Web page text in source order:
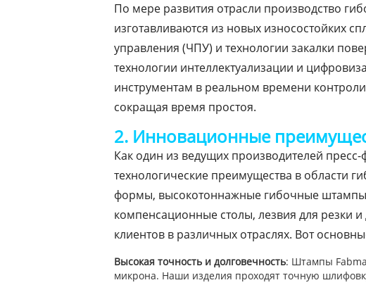
По мере развития отрасли производство
изготавливаются из новых износостойких
управления (ЧПУ) и технологии закалки
технологии интеллектуализации и
инструментам в реальном времени
сокращая время простоя.
2. Инновационные
Как один из ведущих производителей
технологические преимущества в области
формы, высокотоннажные гибочные
компенсационные столы, лезвия для резки
клиентов в различных отраслях. Вот
Высокая точность и долговечность: Штампы
микрона. Наши изделия проходят точную